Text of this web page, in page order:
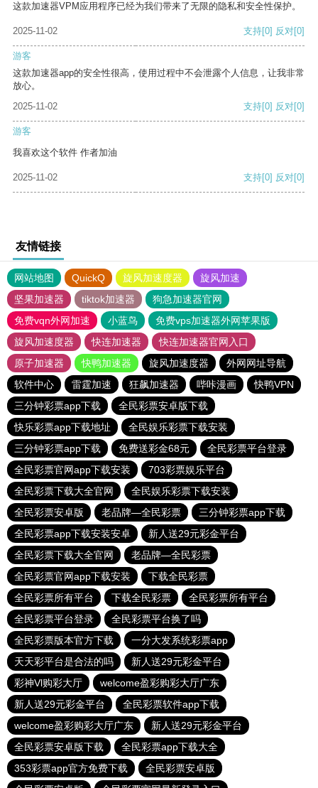
这款加速器VPM应用程序已经为我们带来了无限的隐私和安全性保护。
2025-11-02 支持[0] 反对[0]
游客
这款加速器app的安全性很高，使用过程中不会泄露个人信息，让我非常
放心。
2025-11-02
支持[0] 反对[0]
游客
我喜欢这个软件 作者加油
2025-11-02 支持[0] 反对[0]
友情链接
网站地图 QuickQ 旋风加速度器
旋风加速
坚果加速器
tiktok加速器
狗急加速器官网
免费vqn外网加速
小蓝鸟
免费vps加速器外网苹果版
旋风加速度器
快连加速器
快连加速器官网入口
原子加速器
快鸭加速器 旋风加速度器
外网网址导航
软件中心
雷霆加速 狂飙加速器 哔咔漫画
快鸭VPN
三分钟彩票app下载
全民彩票安卓版下载
快乐彩票app下载地址
全民娱乐彩票下载安装
三分钟彩票app下载
免费送彩金68元
全民彩票平台登录
全民彩票官网app下载安装
703彩票娱乐平台
全民彩票下载大全官网
全民娱乐彩票下载安装
全民彩票安卓版
老品牌—全民彩票
三分钟彩票app下载
全民彩票app下载安装安卓
新人送29元彩金平台
全民彩票下载大全官网
老品牌—全民彩票
全民彩票官网app下载安装
下载全民彩票
全民彩票所有平台
下载全民彩票
全民彩票所有平台
全民彩票平台登录
全民彩票平台换了吗
全民彩票版本官方下载
一分大发系统彩票app
天天彩平台是合法的吗
新人送29元彩金平台
彩神Vl购彩大厅
welcome盈彩购彩大厅广东
新人送29元彩金平台
全民彩票软件app下载
welcome盈彩购彩大厅广东
新人送29元彩金平台
全民彩票安卓版下载
全民彩票app下载大全
353彩票app官方免费下载
全民彩票安卓版